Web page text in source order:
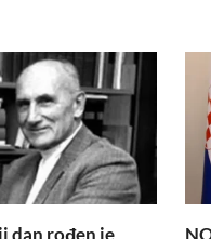
dan rođen je